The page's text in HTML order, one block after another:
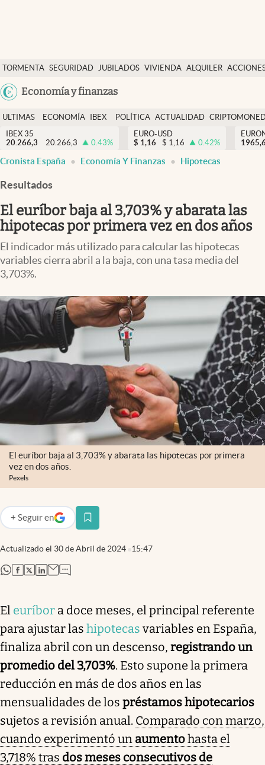
TORMENTA SEGURIDAD JUBILADOS VIVIENDA ALQUILER
USA
Colombia
Economía y finanzas
Economía y finanzas
Política
Actualidad
Criptomonedas
España
ULTIMAS
NOTICIAS
ECONOMÍA
FINANZAS
IBEX
EURO
POLÍTICA ACTUALIDAD
IBEX 35
20.266,3
20.266,3 0.43%
EURO-USD
$ 1,16 $ 1,16 0.42%
Cronista España Economía Y Finanzas Hipotecas
Resultados
El euríbor baja al 3,703% y abarata las
hipotecas por primera vez en dos años
El indicador más utilizado para calcular las hipotecas
variables cierra abril a la baja, con una tasa media del
3,703%.
El euríbor baja al 3,703% y abarata las hipotecas por primera
vez en dos años.
Pexels
Actualizado el 30 de Abril de 2024 15:47
+ Seguir en
abre en nueva pestaña
abre en nueva pestaña
abre en nueva pestaña
abre en nueva pestaña
abre en nueva pestaña
El euríbor a doce meses, el principal referente
para ajustar las hipotecas variables en España,
finaliza abril con un descenso, registrando un
promedio del 3,703%. Esto supone la primera
reducción en más de dos años en las
mensualidades de los préstamos hipotecarios
sujetos a revisión anual. Comparado con marzo,
cuando experimentó un aumentohasta el
3,718% tras dos meses consecutivos de